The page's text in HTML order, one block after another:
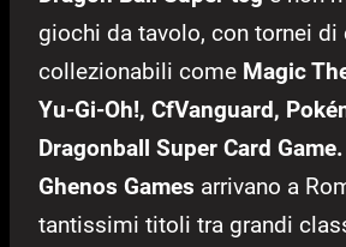
giochi da tavolo, con tornei di
collezionabili come Magic
Yu-Gi-Oh!, CfVanguard,
Dragonball Super Card
Ghenos Games arrivano a
tantissimi titoli tra grandi